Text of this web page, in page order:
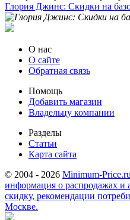
Глория Джинс: Скидки на
О нас
О сайте
Обратная связь
Помощь
Добавить магазин
Владельцу компании
Разделы
Статьи
Карта сайта
© 2004 - 2026 Minimum-
информация о распродажах и
скидку, рекомендации
Москве.